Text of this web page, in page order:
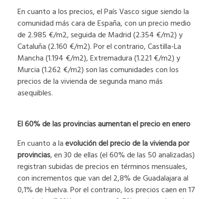
En cuanto a los precios, el País Vasco sigue siendo la
comunidad más cara de España, con un precio medio
de 2.985 €/m2, seguida de Madrid (2.354 €/m2) y
Cataluña (2.160 €/m2). Por el contrario, Castilla-La
Mancha (1.194 €/m2), Extremadura (1.221 €/m2) y
Murcia (1.262 €/m2) son las comunidades con los
precios de la vivienda de segunda mano más
asequibles.
El 60% de las provincias aumentan el precio en enero
En cuanto a laevolución del precio de la vivienda por
provincias, en 30 de ellas (el 60% de las 50 analizadas)
registran subidas de precios en términos mensuales,
con incrementos que van del 2,8% de Guadalajara al
0,1% de Huelva. Por el contrario, los precios caen en 17